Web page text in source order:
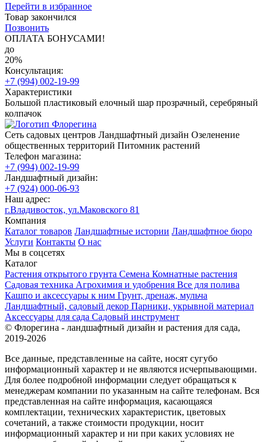
Перейти в избранное
Товар закончился
Позвонить
ОПЛАТА БОНУСАМИ!
до
20%
Консультация:
+7 (994) 002-19-99
Характеристики
Большой пластиковый елочный шар прозрачный, серебряный
колпачок
Сеть садовых центров Ландшафтный дизайн Озеленение
общественных территорий Питомник растений
Телефон магазина:
+7 (994) 002-19-99
Ландшафтный дизайн:
+7 (924) 000-06-93
Наш адрес:
г.Владивосток, ул.Маковского 81
Компания
Каталог товаров Ландшафтные истории Ландшафтное бюро
Услуги Контакты О нас
Мы в соцсетях
Каталог
Растения открытого грунта Семена Комнатные растения
Садовая техника Агрохимия и удобрения Все для полива
Кашпо и аксессуары к ним Грунт, дренаж, мульча
Ландшафтный, садовый декор Парники, укрывной материал
Аксессуары для сада Садовый инструмент
© Флорегина - ландшафтный дизайн и растения для сада,
2019-2026
Все данные, представленные на сайте, носят сугубо
информационный характер и не являются исчерпывающими.
Для более подробной информации следует обращаться к
менеджерам компании по указанным на сайте телефонам. Вся
представленная на сайте информация, касающаяся
комплектации, технических характеристик, цветовых
сочетаний, а также стоимости продукции, носит
информационный характер и ни при каких условиях не